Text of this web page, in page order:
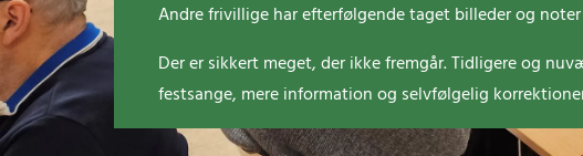
Andre frivillige har efterfølgende taget billeder og
Der er sikkert meget, der ikke fremgår. Tidligere og
festsange, mere information og selvfølgelig